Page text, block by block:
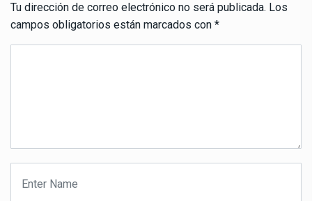
Tu dirección de correo electrónico no será publicada. Los
campos obligatorios están marcados con *